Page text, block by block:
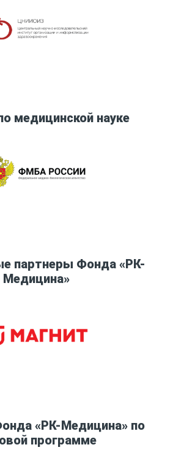
медицинской науке
партнеры Фонда «РК-
Медицина»
«РК-Медицина» по
программе